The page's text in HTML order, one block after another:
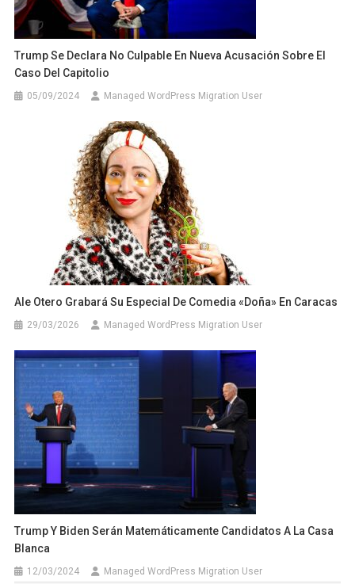
Trump Se Declara No Culpable En Nueva Acusación Sobre El
Caso Del Capitolio
05/09/2024 Managed WordPress Migration User
Ale Otero Grabará Su Especial De Comedia «Doña» En Caracas
29/03/2026 Managed WordPress Migration User
Trump Y Biden Serán Matemáticamente Candidatos A La Casa
Blanca
12/03/2024 Managed WordPress Migration User